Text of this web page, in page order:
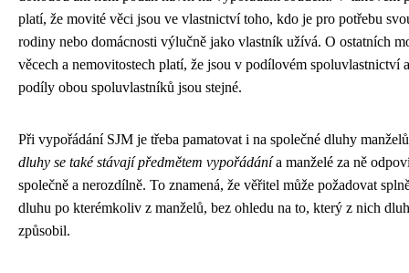
platí, že movité věci jsou ve vlastnictví toho, kdo je pro potřebu
rodiny nebo domácnosti výlučně jako vlastník užívá. O ostatních
věcech a nemovitostech platí, že jsou v podílovém spoluvlastnictví
podíly obou spoluvlastníků jsou stejné.
Při vypořádání SJM je třeba pamatovat i na společné dluhy
dluhy se také stávají předmětem vypořádánía manželé za ně
společně a nerozdílně. To znamená, že věřitel může požadovat
dluhu po kterémkoliv z manželů, bez ohledu na to, který z nich dluh
způsobil.